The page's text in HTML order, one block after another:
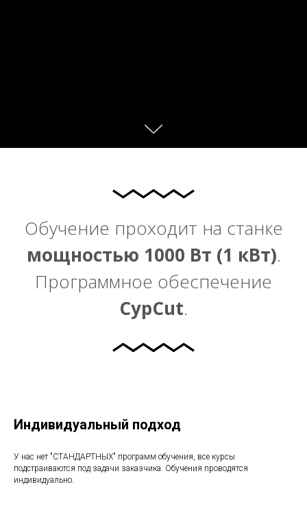
Обучение проходит на станке
мощностью 1000 Вт (1 кВт).
Программное обеспечение
CypCut.
Индивидуальный подход
У нас нет "СТАНДАРТНЫХ" программ обучения, все курсы
подстраиваются под задачи заказчика. Обучения проводятся
индивидуально.